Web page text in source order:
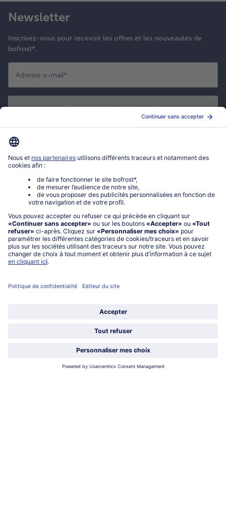
Newsletter
Inscrivez-vous pour recevoir les offres et les nouveautés de
bofrost*.
Adresse e-mail*
S'enregistrer maintenant
Mon compte bofrost*
service@bofrost.fr
0801 902 406
Lu-Ve : 9h - 20h (appel non surtaxé)